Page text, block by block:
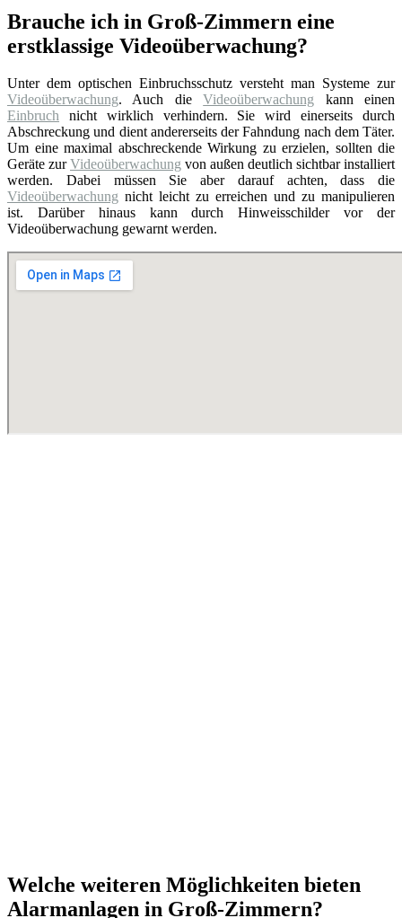
Brauche ich in Groß-Zimmern eine
erstklassige Videoüberwachung?
Unter dem optischen Einbruchsschutz versteht man Systeme zur
Videoüberwachung. Auch dieVideoüberwachung kann einen
Einbruch nicht wirklich verhindern. Sie wird einerseits durch
Abschreckung und dient andererseits der Fahndung nach dem Täter.
Um eine maximal abschreckende Wirkung zu erzielen, sollten die
Geräte zurVideoüberwachung von außen deutlich sichtbar installiert
werden. Dabei müssen Sie aber darauf achten, dass die
Videoüberwachung nicht leicht zu erreichen und zu manipulieren
ist. Darüber hinaus kann durch Hinweisschilder vor der
Videoüberwachung gewarnt werden.
Welche weiteren Möglichkeiten bieten
Alarmanlagen in Groß-Zimmern?